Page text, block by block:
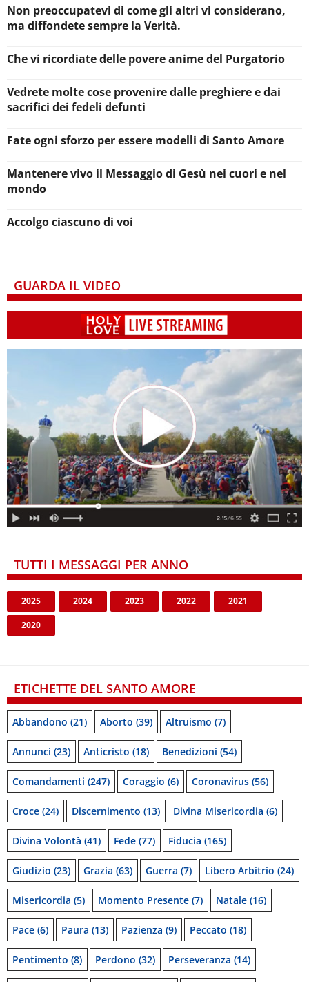
Non preoccupatevi di come gli altri vi considerano,
ma diffondete sempre la Verità.
Che vi ricordiate delle povere anime del Purgatorio
Vedrete molte cose provenire dalle preghiere e dai
sacrifici dei fedeli defunti
Fate ogni sforzo per essere modelli di Santo Amore
Mantenere vivo il Messaggio di Gesù nei cuori e nel
mondo
Accolgo ciascuno di voi
GUARDA IL VIDEO
TUTTI I MESSAGGI PER ANNO
2025 2024 2023 2022 2021
2020
ETICHETTE DEL SANTO AMORE
Abbandono (21) Aborto (39) Altruismo (7)
Annunci (23) Anticristo (18) Benedizioni (54)
Comandamenti (247) Coraggio (6) Coronavirus (56)
Croce (24) Discernimento (13) Divina Misericordia (6)
Divina Volontà (41) Fede (77) Fiducia (165)
Giudizio (23) Grazia (63) Guerra (7) Libero Arbitrio (24)
Misericordia (5) Momento Presente (7) Natale (16)
Pace (6) Paura (13) Pazienza (9) Peccato (18)
Pentimento (8) Perdono (32) Perseveranza (14)